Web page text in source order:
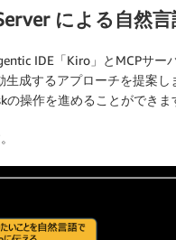
による自然
IDE「Kiro」とMCPサー
成するアプローチを提案
操作を進めることができま